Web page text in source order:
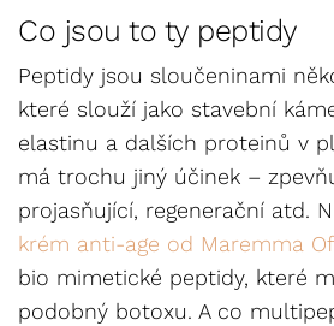
Co jsou to ty peptidy
Peptidy jsou sloučeninami
které slouží jako stavební
elastinu a dalších proteinů v
má trochu jiný účinek –
projasňující, regenerační atd.
krém anti-age od Maremma
bio mimetické peptidy, které
podobný botoxu. A co